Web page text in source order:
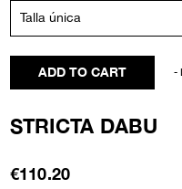
STRICTA DABU
€110.20
ADD TO CART -